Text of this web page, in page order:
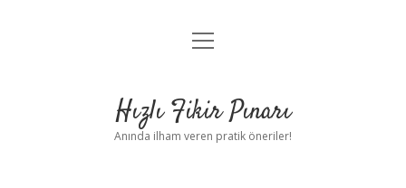
Anasayfa
Yasal Uyarı
menüyü
Hızlı Fikir Pınarı
Anında ilham veren pratik öneriler!